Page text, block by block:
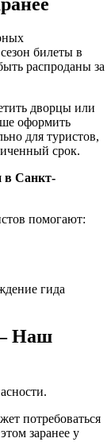
билеты в
распроданы за
дворцы или
оформить
для туристов,
срок.
в Санкт-
помогают:
гида
– Наш
потребоваться
заранее у